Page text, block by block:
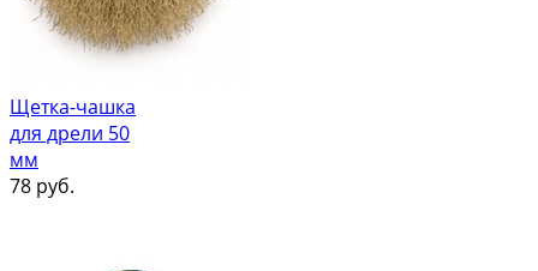
Щетка-чашка
для дрели 50
мм
78 руб.